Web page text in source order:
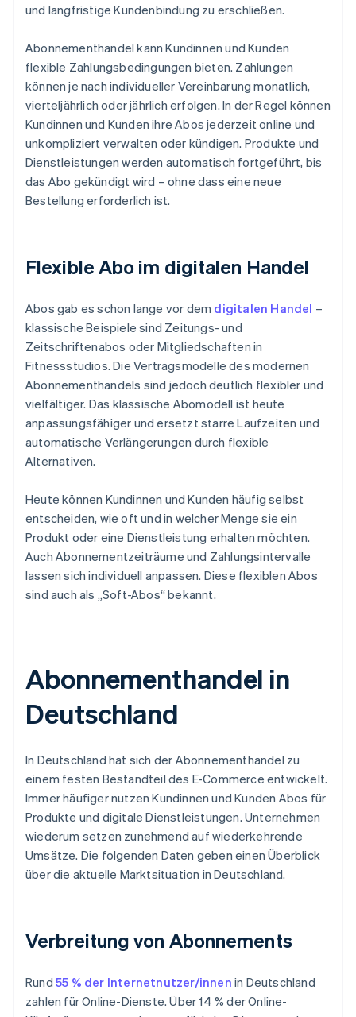
und langfristige Kundenbindung zu erschließen.
Abonnementhandel kann Kundinnen und Kunden
flexible Zahlungsbedingungen bieten. Zahlungen
können je nach individueller Vereinbarung monatlich,
vierteljährlich oder jährlich erfolgen. In der Regel können
Kundinnen und Kunden ihre Abos jederzeit online und
unkompliziert verwalten oder kündigen. Produkte und
Dienstleistungen werden automatisch fortgeführt, bis
das Abo gekündigt wird – ohne dass eine neue
Bestellung erforderlich ist.
Flexible Abo im digitalen Handel
Abos gab es schon lange vor dem digitalen Handel –
klassische Beispiele sind Zeitungs- und
Zeitschriftenabos oder Mitgliedschaften in
Fitnessstudios. Die Vertragsmodelle des modernen
Abonnementhandels sind jedoch deutlich flexibler und
vielfältiger. Das klassische Abomodell ist heute
anpassungsfähiger und ersetzt starre Laufzeiten und
automatische Verlängerungen durch flexible
Alternativen.
Heute können Kundinnen und Kunden häufig selbst
entscheiden, wie oft und in welcher Menge sie ein
Produkt oder eine Dienstleistung erhalten möchten.
Auch Abonnementzeiträume und Zahlungsintervalle
lassen sich individuell anpassen. Diese flexiblen Abos
sind auch als „Soft-Abos“ bekannt.
Abonnementhandel in
Deutschland
In Deutschland hat sich der Abonnementhandel zu
einem festen Bestandteil des E-Commerce entwickelt.
Immer häufiger nutzen Kundinnen und Kunden Abos für
Produkte und digitale Dienstleistungen. Unternehmen
wiederum setzen zunehmend auf wiederkehrende
Umsätze. Die folgenden Daten geben einen Überblick
über die aktuelle Marktsituation in Deutschland.
Verbreitung von Abonnements
Rund 55 % der Internetnutzer/innen in Deutschland
zahlen für Online-Dienste. Über 14 % der Online-